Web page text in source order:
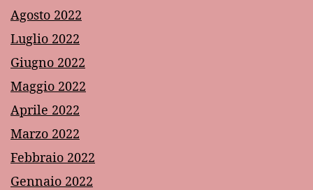
Agosto 2022
Luglio 2022
Giugno 2022
Maggio 2022
Aprile 2022
Marzo 2022
Febbraio 2022
Gennaio 2022